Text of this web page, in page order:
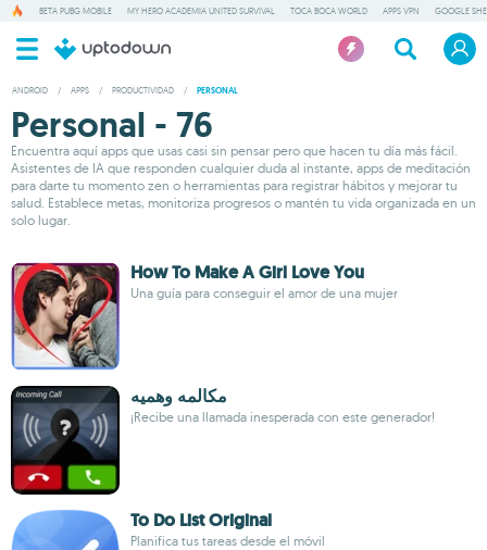
BETA PUBG MOBILE MY HERO ACADEMIA UNITED SURVIVAL TOCA BOCA WORLD APPS VPN GOOGLE
ANDROID / APPS / PRODUCTIVIDAD / PERSONAL
Personal - 76
Encuentra aquí apps que usas casi sin pensar pero que hacen tu día más fácil.
Asistentes de IA que responden cualquier duda al instante, apps de meditación
para darte tu momento zen o herramientas para registrar hábitos y mejorar tu
salud. Establece metas, monitoriza progresos o mantén tu vida organizada en un
solo lugar.
How To Make A Girl Love You
Una guía para conseguir el amor de una mujer
مكالمه وهميه
¡Recibe una llamada inesperada con este generador!
To Do List Original
Planifica tus tareas desde el móvil